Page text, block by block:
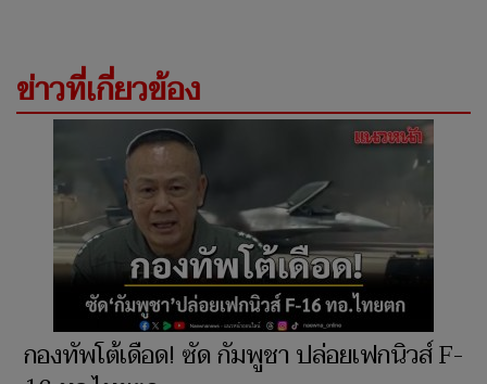
ข่าวที่เกี่ยวข้อง
กองทัพโต้เดือด! ซัด กัมพูชา ปล่อยเฟกนิวส์ F-